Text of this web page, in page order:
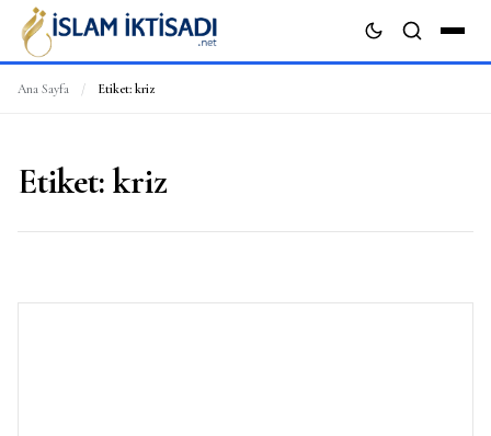
Ana Sayfa / Etiket: kriz
Etiket:kriz